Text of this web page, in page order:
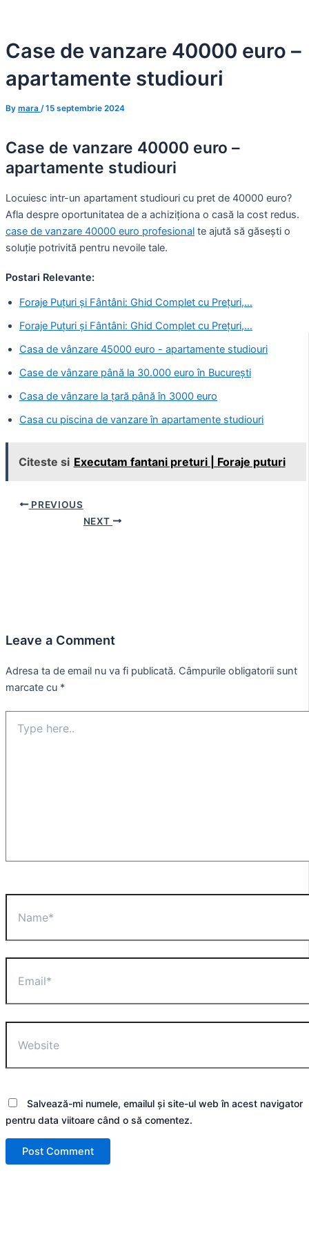
content
Case de vanzare 40000 euro –
apartamente studiouri
By mara /15 septembrie 2024
Case de vanzare 40000 euro –
apartamente studiouri
Locuiesc intr-un apartament studiouri cu pret de 40000 euro?
Afla despre oportunitatea de a achiziționa o casă la cost redus.
case de vanzare 40000 euro profesional te ajută să găsești o
soluție potrivită pentru nevoile tale.
Postari Relevante:
Foraje Puțuri și Fântâni: Ghid Complet cu Prețuri,…
Foraje Puțuri și Fântâni: Ghid Complet cu Prețuri,…
Casa de vânzare 45000 euro - apartamente studiouri
Case de vânzare până la 30.000 euro în București
Casa de vânzare la țară până în 3000 euro
Casa cu piscina de vanzare în apartamente studiouri
Citeste si Executam fantani preturi | Foraje puturi
Post PREVIOUS
NEXT
Leave a Comment
Adresa ta de email nu va fi publicată. Câmpurile obligatorii sunt
marcate cu *
here..
Salvează-mi numele, emailul și site-ul web în acest navigator
pentru data viitoare când o să comentez.